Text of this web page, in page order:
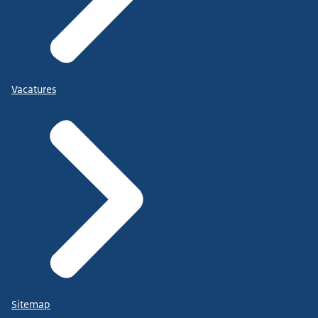
Vacatures
Sitemap